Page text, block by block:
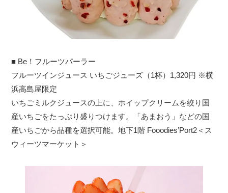
■ Be！フルーツパーラー
フルーツインジュース いちごジューズ（1杯）1,320円 ※横
浜高島屋限定
いちごミルクジュースの上に、ホイップクリームを絞り国
産いちごをたっぷり盛りつけます。「あまおう」などの国
産いちごから品種を選択可能。地下1階 Fooodies’Port2＜ス
ウィーツマーケット＞